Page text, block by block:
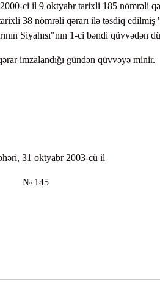
ci il 9 oktyabr tarixli 185 nömrəli
38 nömrəli qərarı ilə təsdiq
Siyahısı"nın 1-ci bəndi qüvvədən
imzalandığı gündən qüvvəyə minir.
31 oktyabr 2003-cü il
145